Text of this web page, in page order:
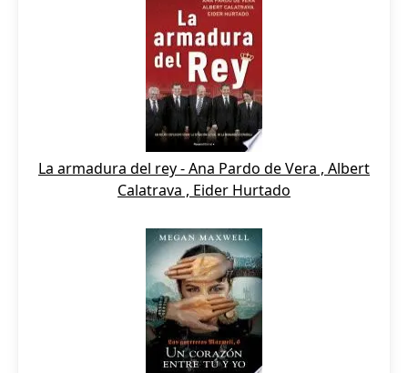
La armadura del rey - Ana Pardo de Vera , Albert
Calatrava , Eider Hurtado